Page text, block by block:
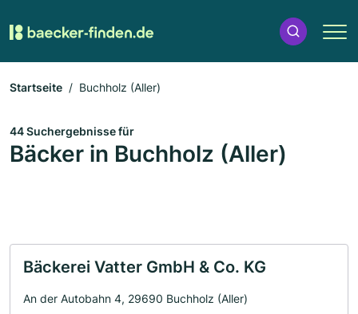
Startseite Buchholz (Aller)
44 Suchergebnisse für
Bäcker in Buchholz (Aller)
Bäckerei Vatter GmbH & Co. KG
An der Autobahn 4, 29690 Buchholz (Aller)